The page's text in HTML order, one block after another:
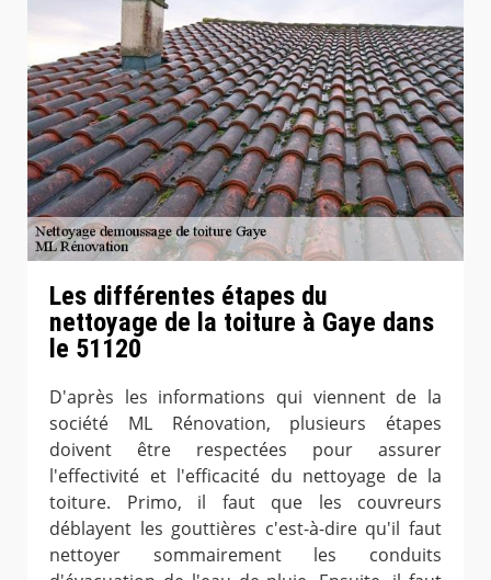
Les différentes étapes du
nettoyage de la toiture à Gaye dans
le 51120
D'après les informations qui viennent de la
société ML Rénovation, plusieurs étapes
doivent être respectées pour assurer
l'effectivité et l'efficacité du nettoyage de la
toiture. Primo, il faut que les couvreurs
déblayent les gouttières c'est-à-dire qu'il faut
nettoyer sommairement les conduits